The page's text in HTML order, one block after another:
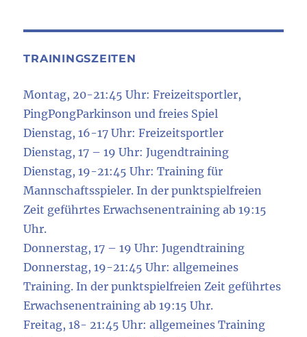
TRAININGSZEITEN
Montag, 20-21:45 Uhr: Freizeitsportler,
PingPongParkinson und freies Spiel
Dienstag, 16-17 Uhr: Freizeitsportler
Dienstag, 17 – 19 Uhr: Jugendtraining
Dienstag, 19-21:45 Uhr: Training für
Mannschaftsspieler. In der punktspielfreien
Zeit geführtes Erwachsenentraining ab 19:15
Uhr.
Donnerstag, 17 – 19 Uhr: Jugendtraining
Donnerstag, 19-21:45 Uhr: allgemeines
Training. In der punktspielfreien Zeit geführtes
Erwachsenentraining ab 19:15 Uhr.
Freitag, 18- 21:45 Uhr: allgemeines Training